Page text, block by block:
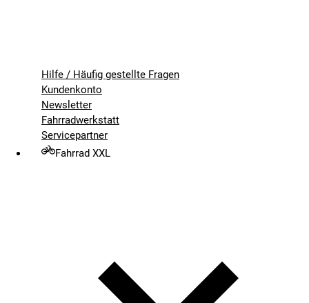
Hilfe / Häufig gestellte Fragen
Kundenkonto
Newsletter
Fahrradwerkstatt
Servicepartner
Fahrrad XXL